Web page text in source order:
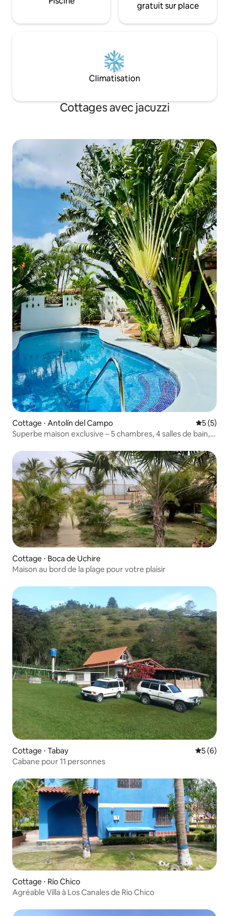
gratuit sur place
Climatisation
Cottages avec jacuzzi
Cottage ⋅ Antolín del Campo
5 (5)
Superbe maison exclusive – 5 chambres, 4 salles de bain,
Cottage ⋅ Boca de Uchire
Maison au bord de la plage pour votre plaisir
Cottage ⋅ Tabay
5 (6)
Cabane pour 11 personnes
Cottage ⋅ Río Chico
Agréable Villa à Los Canales de Rio Chico